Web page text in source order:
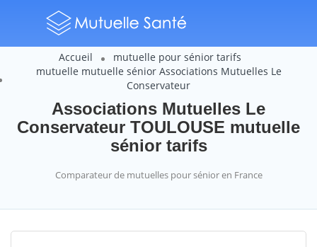
Accueil
mutuelle pour sénior tarifs
mutuelle mutuelle sénior Associations Mutuelles Le
Conservateur
Associations Mutuelles Le
Conservateur TOULOUSE mutuelle
sénior tarifs
Comparateur de mutuelles pour sénior en France